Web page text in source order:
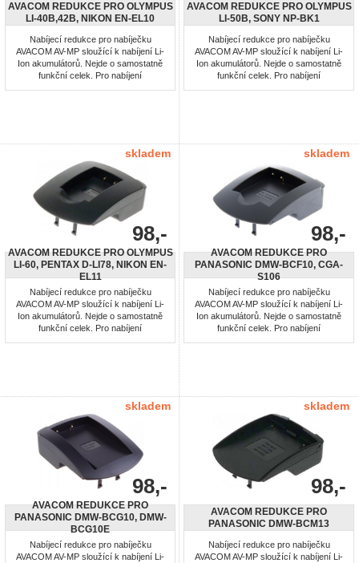
AVACOM REDUKCE PRO OLYMPUS
LI-40B,42B, NIKON EN-EL10
Nabíjecí redukce pro nabíječku
AVACOM AV-MP sloužící k nabíjení Li-
Ion akumulátorů. Nejde o samostatně
funkční celek. Pro nabíjení
AVACOM REDUKCE PRO OLYMPUS
LI-50B, SONY NP-BK1
Nabíjecí redukce pro nabíječku
AVACOM AV-MP sloužící k nabíjení Li-
Ion akumulátorů. Nejde o samostatně
funkční celek. Pro nabíjení
skladem
98,-
AVACOM REDUKCE PRO OLYMPUS
LI-60, PENTAX D-LI78, NIKON EN-
EL11
Nabíjecí redukce pro nabíječku
AVACOM AV-MP sloužící k nabíjení Li-
Ion akumulátorů. Nejde o samostatně
funkční celek. Pro nabíjení
skladem
98,-
AVACOM REDUKCE PRO
PANASONIC DMW-BCF10, CGA-
S106
Nabíjecí redukce pro nabíječku
AVACOM AV-MP sloužící k nabíjení Li-
Ion akumulátorů. Nejde o samostatně
funkční celek. Pro nabíjení
skladem
98,-
AVACOM REDUKCE PRO
PANASONIC DMW-BCG10, DMW-
BCG10E
Nabíjecí redukce pro nabíječku
AVACOM AV-MP sloužící k nabíjení Li-
skladem
98,-
AVACOM REDUKCE PRO
PANASONIC DMW-BCM13
Nabíjecí redukce pro nabíječku
AVACOM AV-MP sloužící k nabíjení Li-